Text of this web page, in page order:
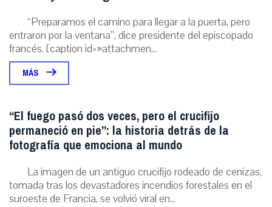
“Preparamos el camino para llegar a la puerta, pero
entraron por la ventana”, dice presidente del episcopado
francés. [caption id=»attachmen...
MÁS
“El fuego pasó dos veces, pero el crucifijo
permaneció en pie”: la historia detrás de la
fotografía que emociona al mundo
La imagen de un antiguo crucifijo rodeado de cenizas,
tomada tras los devastadores incendios forestales en el
suroeste de Francia, se volvió viral en...